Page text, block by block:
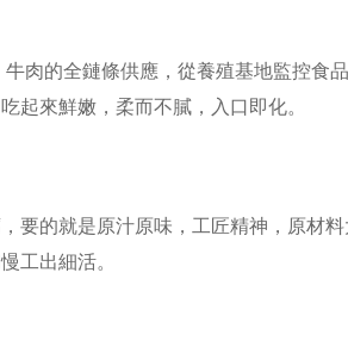
的全鏈條供應，從養殖基地監控食品
起來鮮嫩，柔而不膩，入口即化。
的就是原汁原味，工匠精神，原材料
工出細活。